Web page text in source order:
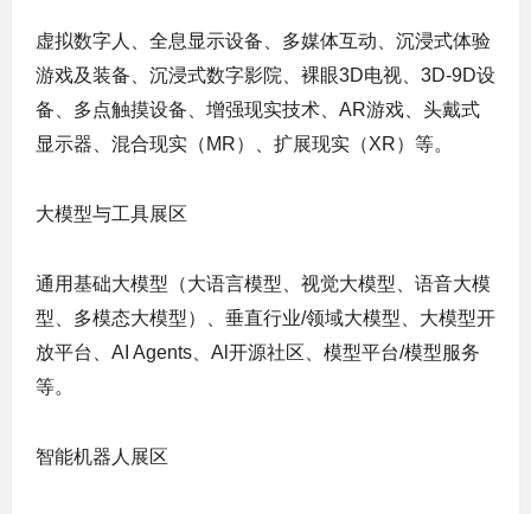
虚拟数字人、全息显示设备、多媒体互动、沉浸式体验
游戏及装备、沉浸式数字影院、裸眼3D电视、3D-9D设
备、多点触摸设备、增强现实技术、AR游戏、头戴式
显示器、混合现实（MR）、扩展现实（XR）等。
大模型与工具展区
通用基础大模型（大语言模型、视觉大模型、语音大模
型、多模态大模型）、垂直行业/领域大模型、大模型开
放平台、AI Agents、Al开源社区、模型平台/模型服务
等。
智能机器人展区